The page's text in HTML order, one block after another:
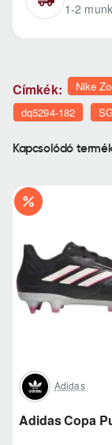
1-2
Címkék:
Nike
dq5294-182
Kapcsolódó
Adidas
Adidas Copa